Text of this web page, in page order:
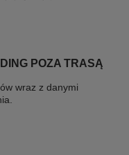
POZA TRASĄ
wraz z danymi